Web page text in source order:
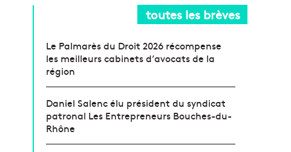
toutes les brèves
Le Palmarès du Droit 2026 récompense
les meilleurs cabinets d’avocats de la
région
Daniel Salenc élu président du syndicat
patronal Les Entrepreneurs Bouches-du-
Rhône